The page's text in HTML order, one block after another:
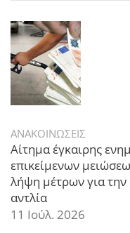
ΑΝΑΚΟΙΝΩΣΕΙΣ
Αίτημα έγκαιρης
επικείμενων
λήψη μέτρων για την
αντλία
11 Ιούλ. 2026